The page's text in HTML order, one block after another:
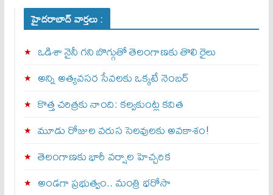
హైదరాబాద్ వార్తలు :
ఒడిశా నైనీ గని బొగ్గుతో తెలంగాణకు తొలి రైలు
అన్ని అత్యవసర సేవలకు ఒక్క‌టే నెంబ‌ర్‌
కొత్త చరిత్రకు నాంది: క‌ల్వ‌కుంట్ల కవిత
మూడు రోజుల వరుస సెలవులకు అవకాశం!
తెలంగాణకు భారీ వర్షాల హెచ్చరిక
అండగా ప్రభుత్వం.. మంత్రి భరోసా